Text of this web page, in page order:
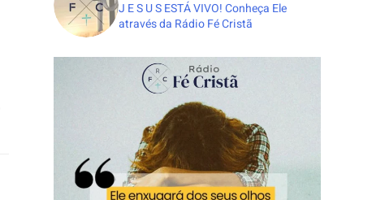
J E S U S ESTÁ VIVO!Conheça Ele
através da Rádio Fé Cristã